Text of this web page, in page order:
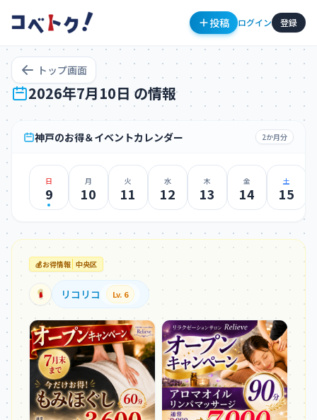
投稿 ログイン 登録
トップ画面
2026年7月10日 の情報
神戸のお得＆イベントカレンダー 2か月分
日
9
月
10
火
11
水
12
木
13
金
14
土
15
💰お得情報 中央区
リコリコ Lv. 6
コメント
コメントを投稿するにはログインが必要です
ログイン
新規登録